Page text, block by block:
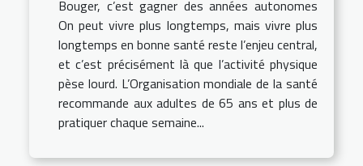
Bouger, c’est gagner des années autonomes
On peut vivre plus longtemps, mais vivre plus
longtemps en bonne santé reste l’enjeu central,
et c’est précisément là que l’activité physique
pèse lourd. L’Organisation mondiale de la santé
recommande aux adultes de 65 ans et plus de
pratiquer chaque semaine...